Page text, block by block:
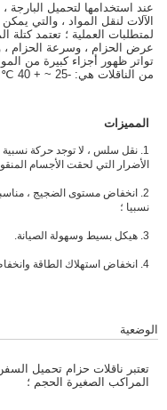
عند استخدامها لتحميل
الآلات لنقل المواد ، والتي
لمتطلبات العملية ؛ تعتمد كتلة
عرض الحزام ، وسرعة الحزام ،
تواتر ظهور أجزاء كبيرة من
من الناقلات هي: -25 ~ + 40 ℃.
المميزات
1. نقل سلس ، لا توجد حركة نسبية
الأضرار التي لحقت الأجسام
2. انخفاض مستوى الضجيج ،
نسبيا ؛
3. هيكل بسيط وسهولة الصيانة.
4. انخفاض استهلاك الطاقة وانخفاض تكلفة التشغيل ؛
الوضعية
تعتبر ناقلات حزام تحميل السفن
المراكب الصغيرة الحجم ؛